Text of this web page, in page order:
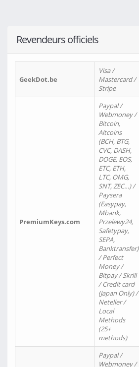
Revendeurs officiels
GeekDot.be
Visa /
Mastercard /
Stripe
PremiumKeys.com
Paypal /
Webmoney /
Bitcoin,
Altcoins
(BCH, BTG,
CVC, DASH,
DOGE, EOS,
ETC, ETH,
LTC, OMG,
SNT, ZEC…) /
Paysera
(Easypay,
Mbank,
Przelewy24,
Safetypay,
SEPA,
Banktransfer)
/ Perfect
Money /
Bitpay / Skrill
/ Credit card
(Japan Only) /
Neteller /
Local
Methods
(25+
methods)
Paypal /
Webmoney /